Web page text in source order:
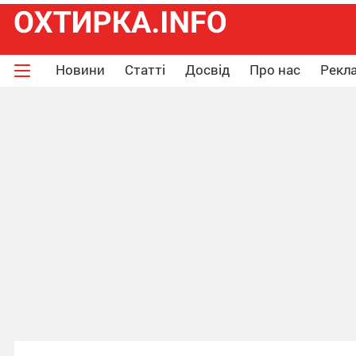
Новини Статті Досвід Про нас